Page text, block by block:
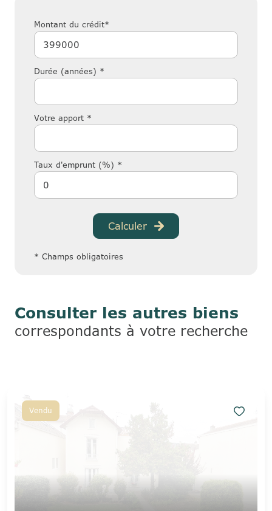
Montant du crédit*
Durée (années) *
Votre apport *
Taux d'emprunt (%) *
Calculer
* Champs obligatoires
Consulter les autres biens
correspondants à votre recherche
Vendu